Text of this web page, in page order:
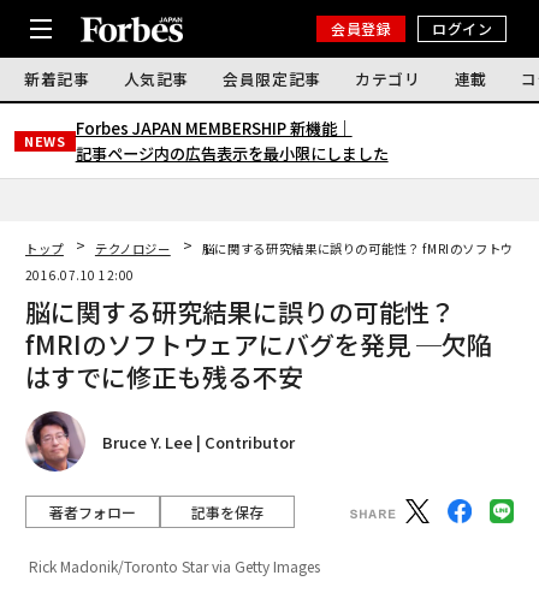
会員登録 ログイン
新着記事 人気記事 会員限定記事 カテゴリ 連載
NEWS
Forbes JAPAN MEMBERSHIP 新機能｜
記事ページ内の広告表示を最小限にしました
トップ テクノロジー
脳に関する研究結果に誤りの可能性？ fMRIのソフトウェ
2016.07.10 12:00
脳に関する研究結果に誤りの可能性？
fMRIのソフトウェアにバグを発見 ─欠陥
はすでに修正も残る不安
Bruce Y. Lee | Contributor
著者フォロー 記事を保存
Rick Madonik/Toronto Star via Getty Images